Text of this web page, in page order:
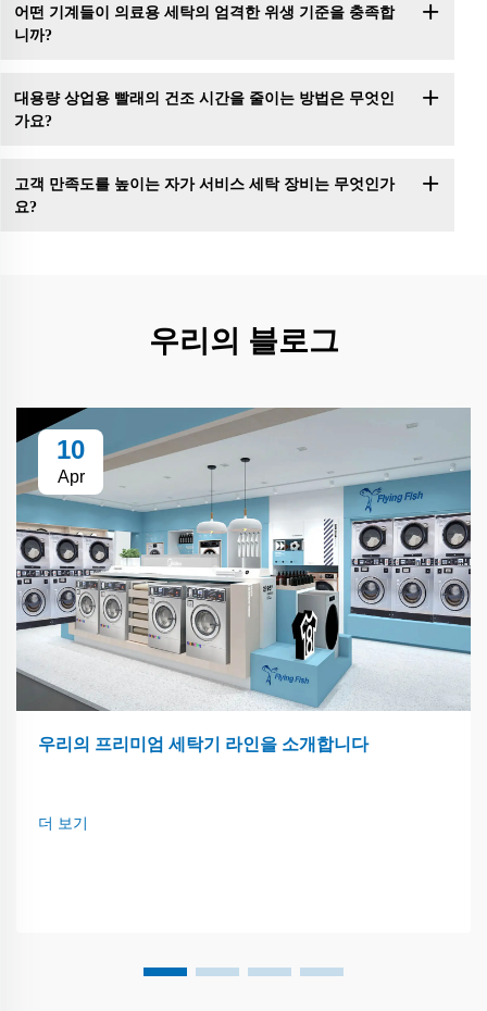
어떤 기계들이 의료용 세탁의 엄격한 위생 기준을 충족합
니까?
대용량 상업용 빨래의 건조 시간을 줄이는 방법은 무엇인
가요?
고객 만족도를 높이는 자가 서비스 세탁 장비는 무엇인가
요?
우리의 블로그
10
Apr
우리의 프리미엄 세탁기 라인을 소개합니다
더 보기